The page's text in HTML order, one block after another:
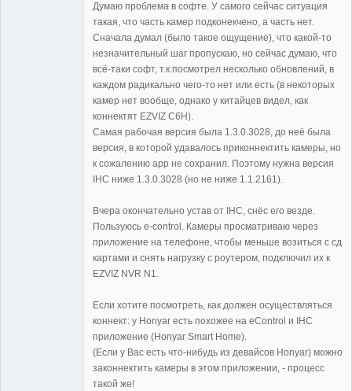
Думаю проблема в софте. У самого сейчас ситуация
такая, что часть камер подконекчено, а часть нет.
Сначала думал (было такое ощущение), что какой-то
незначительный шаг пропускаю, но сейчас думаю, что
всё-таки софт, т.к.посмотрел несколько обновлений, в
каждом радикально чего-то нет или есть (в некоторых
камер нет вообще, однако у китайцев видел, как
коннектят EZVIZ C6H).
Самая рабочая версия была 1.3.0.3028, до неё была
версия, в которой удавалось приконнектить камеры, но
к сожалению арр не сохранил. Поэтому нужна версия
IHC ниже 1.3.0.3028 (но не ниже 1.1.2161).
Вчера окончательно устав от IHC, снёс его везде.
Пользуюсь e-control. Камеры просматриваю через
приложение на телефоне, чтобы меньше возиться с сд
картами и снять нагрузку с роутером, подключил их к
EZVIZ NVR N1.
Если хотите посмотреть, как должен осуществляться
коннект: у Honyar есть похожее на eControl и IHC
приложение (Honyar Smart Home).
(Если у Вас есть что-нибудь из девайсов Honyar) можно
законнектить камеры в этом приложении, - процесс
такой же!